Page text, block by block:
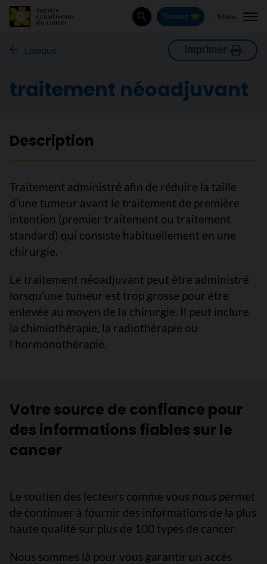
Rechercher
Donnez Menu
Lexique Imprimer
traitement néoadjuvant
Description
Traitement administré afin de réduire la taille
d’une tumeur avant le traitement de première
intention (premier traitement ou traitement
standard) qui consiste habituellement en une
chirurgie.
Le traitement néoadjuvant peut être administré
lorsqu’une tumeur est trop grosse pour être
enlevée au moyen de la chirurgie. Il peut inclure
la chimiothérapie, la radiothérapie ou
l’hormonothérapie.
Votre source de confiance pour
des informations fiables sur le
cancer
Le soutien des lecteurs comme vous nous permet
de continuer à fournir des informations de la plus
haute qualité sur plus de 100 types de cancer.
Nous sommes là pour vous garantir un accès